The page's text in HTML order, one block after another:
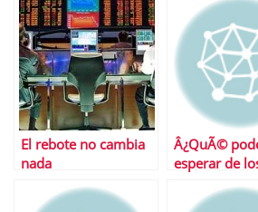
El rebote no cambia
nada
Â¿QuÃ©
esperar de
semana?